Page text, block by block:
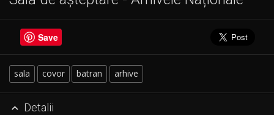
Save
sala covor batran arhive
 Detalii